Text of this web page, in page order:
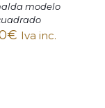
modelo
€ Iva inc.